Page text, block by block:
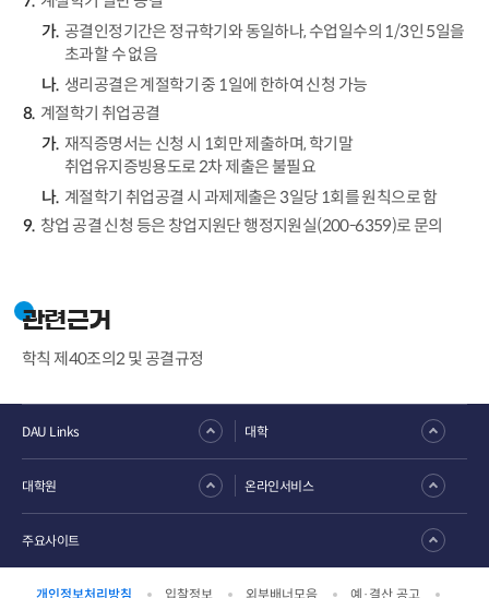
공결인정기간은 정규학기와 동일하나, 수업일수의 1/3인 5일을
초과할 수 없음
생리공결은 계절학기 중 1일에 한하여 신청 가능
계절학기 취업공결
재직증명서는 신청 시 1회만 제출하며, 학기말
취업유지증빙용도로 2차 제출은 불필요
계절학기 취업공결 시 과제제출은 3일당 1회를 원칙으로 함
창업 공결 신청 등은 창업지원단 행정지원실(200-6359)로 문의
관련근거
학칙 제40조의2 및 공결규정
개인정보처리방침 입찰정보 외부배너모음 예·결산 공고
DAU Links 대학
대학원 온라인서비스
주요사이트